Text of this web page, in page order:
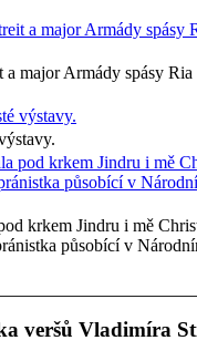
a major Armády spásy Ria
krkem Jindru i mě
působící v
veršů Vladimíra